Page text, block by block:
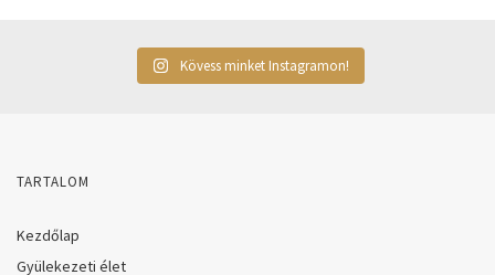
Kövess minket Instagramon!
TARTALOM
Kezdőlap
Gyülekezeti élet